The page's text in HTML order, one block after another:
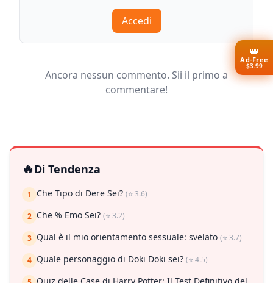
Accedi
Ancora nessun commento. Sii il primo a
commentare!
🔥Di Tendenza
1 Che Tipo di Dere Sei? (⭐ 3.6)
2 Che % Emo Sei? (⭐ 3.2)
3 Qual è il mio orientamento sessuale: svelato (⭐ 3.7)
4 Quale personaggio di Doki Doki sei? (⭐ 4.5)
👑
Ad-Free
$3.99